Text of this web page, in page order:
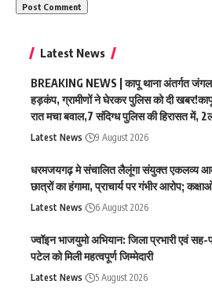
Latest News
BREAKING NEWS | कापू थाना अंतर्गत
हड़कंप, ग्रामीणों ने घेरकर पुलिस को दी
रात मचा बवाल,7 संदिग्ध पुलिस की हिरासत में,
Latest News 9 August 2026
धरमजयगढ़ मे संचालित लैलूंगा संयुक्त एकलव्य
छात्रों का हंगामा, प्राचार्य पर गंभीर आरोप;
Latest News 6 August 2026
ज्वॉइन भाजयुमो अभियान: जिला प्रभारी एवं सह-
पटेल को मिली महत्वपूर्ण जिम्मेदारी
Latest News 5 August 2026